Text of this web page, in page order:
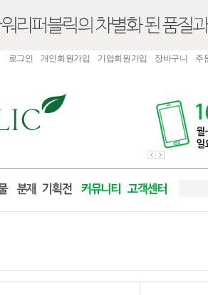
로그인 개인회원가입 기업회원가입 장바구니 주